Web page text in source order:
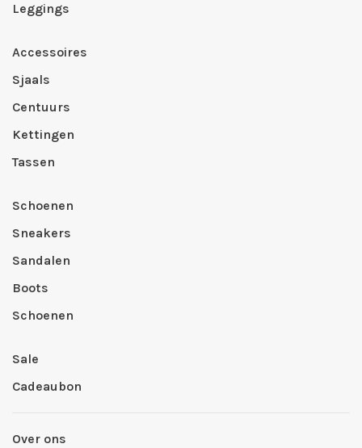
Leggings
Accessoires
Sjaals
Centuurs
Kettingen
Tassen
Schoenen
Sneakers
Sandalen
Boots
Schoenen
Sale
Cadeaubon
Over ons